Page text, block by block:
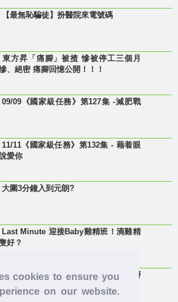
cookies to ensure you
on our website.
【最無恥騙徒】扮醫院來電號碼
東方昇「痛腳」被揸 慘被停工三個月
、絕密 痛腳回憶公開！！！
09/09《國家級任務》第127集 -減肥戰
11/11《國家級任務》第132集 - 藉着眼
愛你
大圍3分鐘入到元朗?
Last Minute 迎接Baby雞精班！滴雞精
好？
【童年回憶】 有冇人記得呢兩隻嘢